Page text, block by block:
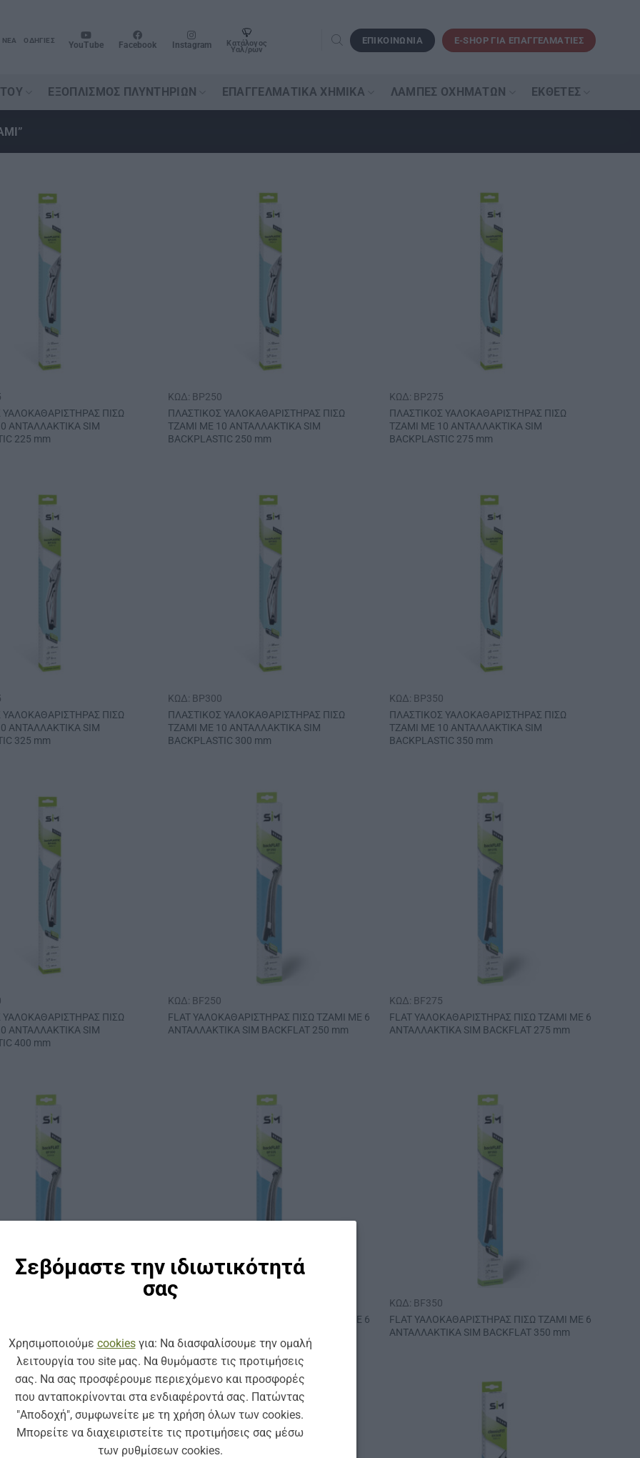
Σεβόμαστε την ιδιωτικότητά
σας
Χρησιμοποιούμε cookiesγια: Να διασφαλίσουμε την ομαλή
λειτουργία του site μας. Να θυμόμαστε τις προτιμήσεις
σας. Να σας προσφέρουμε περιεχόμενο και προσφορές
που ανταποκρίνονται στα ενδιαφέροντά σας. Πατώντας
"Αποδοχή", συμφωνείτε με τη χρήση όλων των cookies.
Μπορείτε να διαχειριστείτε τις προτιμήσεις σας μέσω
των ρυθμίσεων cookies.
ΝΈΑ ΟΔΗΓΊΕΣ YouTube Facebook Instagram Κατάλογος
Υαλ/ρων
ΕΠΙΚΟΙΝΩΝΙΑ E-SHOP ΓΙΑ ΕΠΑΓΓΕΛΜΑΤΙΕΣ
ΕΞΟΠΛΙΣΜΌΣ ΠΛΥΝΤΗΡΊΩΝ ΕΠΑΓΓΕΛΜΑΤΙΚΆ ΧΗΜΙΚΆ ΛΆΜΠΕΣ ΟΧΗΜΆΤΩΝ ΕΚΘΈΤΕΣ
ΥΑΛΟΚΑΘΑΡΙΣΤΗΡΑΣ ΠΙΣΩ
ΑΝΤΑΛΛΑΚΤΙΚΑ SIM
225 mm
ΚΩΔ: BP250
ΠΛΑΣΤΙΚΟΣ ΥΑΛΟΚΑΘΑΡΙΣΤΗΡΑΣ ΠΙΣΩ
ΤΖΑΜΙ ΜΕ 10 ΑΝΤΑΛΛΑΚΤΙΚΑ SIM
BACKPLASTIC 250 mm
ΚΩΔ: BP275
ΠΛΑΣΤΙΚΟΣ ΥΑΛΟΚΑΘΑΡΙΣΤΗΡΑΣ ΠΙΣΩ
ΤΖΑΜΙ ΜΕ 10 ΑΝΤΑΛΛΑΚΤΙΚΑ SIM
BACKPLASTIC 275 mm
ΥΑΛΟΚΑΘΑΡΙΣΤΗΡΑΣ ΠΙΣΩ
ΑΝΤΑΛΛΑΚΤΙΚΑ SIM
325 mm
ΚΩΔ: BP300
ΠΛΑΣΤΙΚΟΣ ΥΑΛΟΚΑΘΑΡΙΣΤΗΡΑΣ ΠΙΣΩ
ΤΖΑΜΙ ΜΕ 10 ΑΝΤΑΛΛΑΚΤΙΚΑ SIM
BACKPLASTIC 300 mm
ΚΩΔ: BP350
ΠΛΑΣΤΙΚΟΣ ΥΑΛΟΚΑΘΑΡΙΣΤΗΡΑΣ ΠΙΣΩ
ΤΖΑΜΙ ΜΕ 10 ΑΝΤΑΛΛΑΚΤΙΚΑ SIM
BACKPLASTIC 350 mm
ΥΑΛΟΚΑΘΑΡΙΣΤΗΡΑΣ ΠΙΣΩ
ΑΝΤΑΛΛΑΚΤΙΚΑ SIM
400 mm
ΚΩΔ: BF250
FLAT ΥΑΛΟΚΑΘΑΡΙΣΤΗΡΑΣ ΠΙΣΩ ΤΖΑΜΙ ΜΕ 6
ΑΝΤΑΛΛΑΚΤΙΚΑ SIM BACKFLAT 250 mm
ΚΩΔ: BF275
FLAT ΥΑΛΟΚΑΘΑΡΙΣΤΗΡΑΣ ΠΙΣΩ ΤΖΑΜΙ ΜΕ 6
ΑΝΤΑΛΛΑΚΤΙΚΑ SIM BACKFLAT 275 mm
ΠΙΣΩ ΤΖΑΜΙ ΜΕ 6
SIM BACKFLAT 300 mm
ΚΩΔ: BF325
FLAT ΥΑΛΟΚΑΘΑΡΙΣΤΗΡΑΣ ΠΙΣΩ ΤΖΑΜΙ ΜΕ 6
ΚΩΔ: BF350
FLAT ΥΑΛΟΚΑΘΑΡΙΣΤΗΡΑΣ ΠΙΣΩ ΤΖΑΜΙ ΜΕ 6
ΑΝΤΑΛΛΑΚΤΙΚΑ SIM BACKFLAT 350 mm